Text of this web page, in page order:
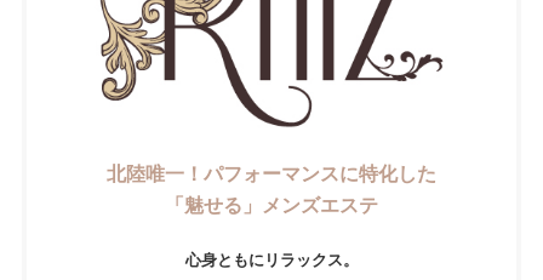
北陸唯一！パフォーマンスに特化した
「魅せる」メンズエステ
心身ともにリラックス。